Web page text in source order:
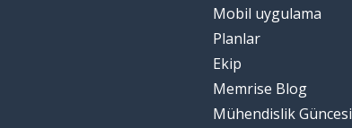
Mobil uygulama
Planlar
Ekip
Memrise Blog
Mühendislik Güncesi